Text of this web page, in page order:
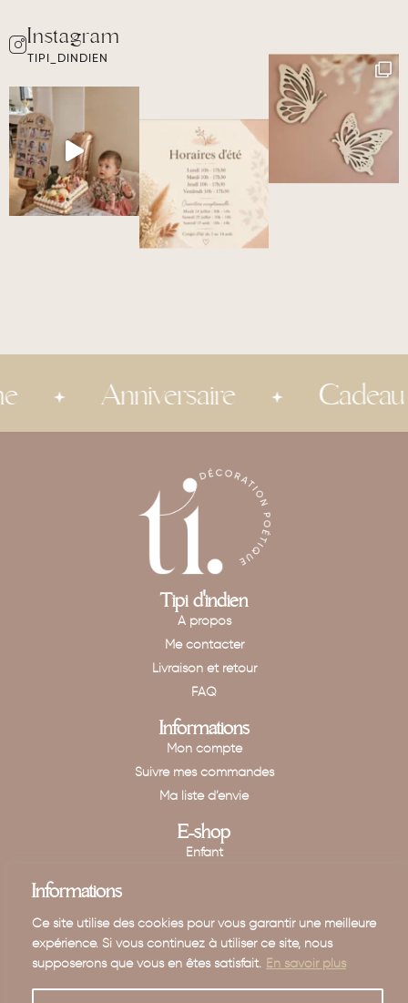
Informations
Ce site utilise des cookies pour vous garantir une meilleure
expérience. Si vous continuez à utiliser ce site, nous
supposerons que vous en êtes satisfait. En savoir plus
TIPI_DINDIEN
Anniversaire Cadeau
Tipi d'indien
A propos
Me contacter
Livraison et retour
FAQ
Informations
Mon compte
Suivre mes commandes
Ma liste d’envie
E-shop
Enfant
Carte cadeau